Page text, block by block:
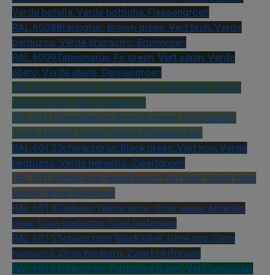
Verde botella, Verde bottiglia, Flessengroen
RAL 6008Braungrün, Brown green, Vert brun, Verde
parduzco, Verde brunastro, Bruingroen
RAL 6009Tannengrün, Fir green, Vert sapin, Verde
abeto, Verde abete, Dennengroen
RAL 6010Grasgrün, Grass green, Vert herbe, Verde
hierba, Verde erba, Grasgroen
RAL 6011 Resedagrün, Reseda green, Vert réséda,
Verde reseda, Verde reseda, Resedagroen
RAL 6012Schwarzgrün, Black green, Vert noir, Verde
negruzco, Verde nerastro, Zwartgroen
RAL 6013Schilfgrün, Reed green Vert jonc Verde caña
Verde canna Rietgroen
RAL 6014Gelboliv, Yellow olive, Olive jaune, Amarillo
oliva, Oliva giallastro, Geel olijfgroen
RAL 6015Schwarzoliv, Black olive, Olive noir, Oliva
negruzco, Oliva nerastro, Zwart olijfgroen
RAL 6016Türkisgrün, Turquoise green, Vert turquoise,